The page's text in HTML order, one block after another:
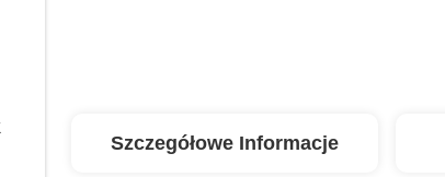
Szczegółowe Informacje